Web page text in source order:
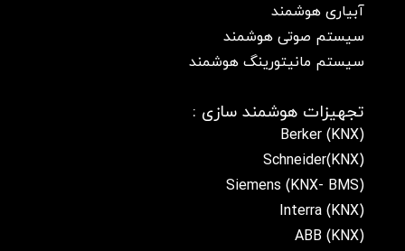
آبیاری هوشمند
سیستم صوتی هوشمند
سیستم مانیتورینگ هوشمند
تجهیزات هوشمند سازی :
Berker (KNX)
Schneider(KNX)
Siemens (KNX- BMS)
Interra (KNX)
ABB (KNX)